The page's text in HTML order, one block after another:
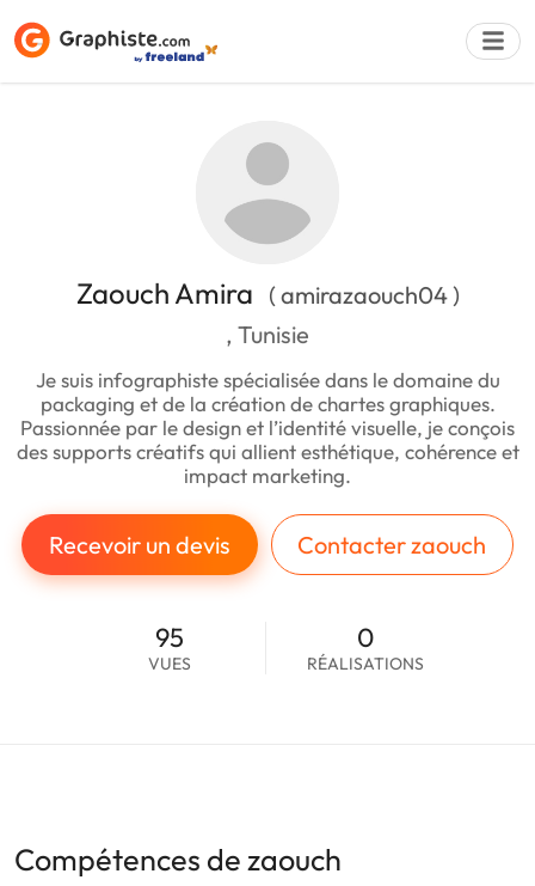
Zaouch Amira ( amirazaouch04 )
, Tunisie
Je suis infographiste spécialisée dans le domaine du
packaging et de la création de chartes graphiques.
Passionnée par le design et l’identité visuelle, je conçois
des supports créatifs qui allient esthétique, cohérence et
impact marketing.
Recevoir un devis Contacter zaouch
95
VUES
0
RÉALISATIONS
Compétences de zaouch